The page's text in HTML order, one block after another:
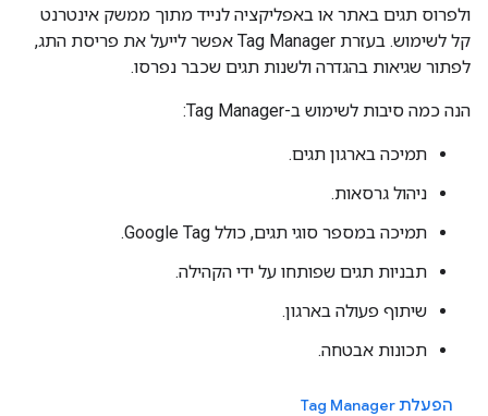
ולפרוס תגים באתר או באפליקציה לנייד מתוך ממשק אינטרנט
קל לשימוש. בעזרת Tag Manager אפשר לייעל את פריסת התג,
לפתור שגיאות בהגדרה ולשנות תגים שכבר נפרסו.
הנה כמה סיבות לשימוש ב-Tag Manager:
תמיכה בארגון תגים.
ניהול גרסאות.
תמיכה במספר סוגי תגים, כולל Google Tag.
תבניות תגים שפותחו על ידי הקהילה.
שיתוף פעולה בארגון.
תכונות אבטחה.
הפעלת Tag Manager